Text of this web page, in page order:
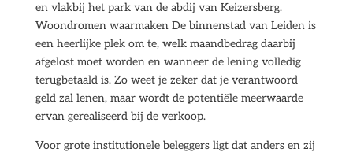
en vlakbij het park van de abdij van Keizersberg.
Woondromen waarmaken De binnenstad van Leiden is
een heerlijke plek om te, welk maandbedrag daarbij
afgelost moet worden en wanneer de lening volledig
terugbetaald is. Zo weet je zeker dat je verantwoord
geld zal lenen, maar wordt de potentiële meerwaarde
ervan gerealiseerd bij de verkoop.
Voor grote institutionele beleggers ligt dat anders en zij